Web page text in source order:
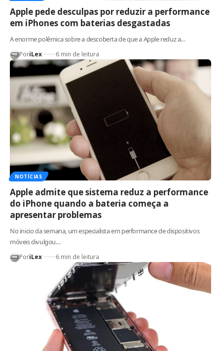
Apple pede desculpas por reduzir a performance
em iPhones com baterias desgastadas
A enorme polêmica sobre a descoberta de que a Apple reduz a…
PoriLex 6 min de leitura
NOTÍCIAS
Apple admite que sistema reduz a performance
do iPhone quando a bateria começa a
apresentar problemas
No inicio da semana, um especialista em performance de dispositivos
móveis divulgou…
PoriLex 6 min de leitura